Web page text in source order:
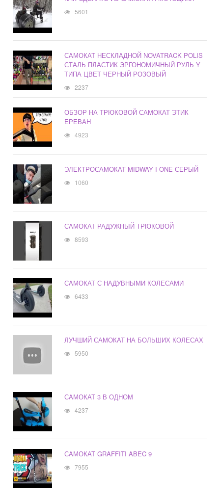
5601
САМОКАТ НЕСКЛАДНОЙ NOVATRACK POLIS
СТАЛЬ ПЛАСТИК ЭРГОНОМИЧНЫЙ РУЛЬ Y
ТИПА ЦВЕТ ЧЕРНЫЙ РОЗОВЫЙ
2237
ОБЗОР НА ТРЮКОВОЙ САМОКАТ ЭТИК
ЕРЕВАН
4923
ЭЛЕКТРОСАМОКАТ MIDWAY I ONE СЕРЫЙ
1060
САМОКАТ РАДУЖНЫЙ ТРЮКОВОЙ
8593
САМОКАТ С НАДУВНЫМИ КОЛЕСАМИ
6433
ЛУЧШИЙ САМОКАТ НА БОЛЬШИХ КОЛЕСАХ
5950
САМОКАТ 3 В ОДНОМ
4237
САМОКАТ GRAFFITI ABEC 9
7955